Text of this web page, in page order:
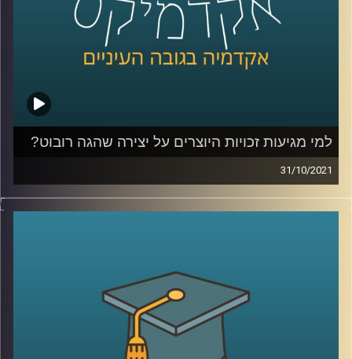
לשיחה עם ד"ר אביב גאון על דיני זכויות היוצרים בעידן הבינה
המלאכותית – לחצו כאן
קרדיט תמונות:AudioVersity
למי מגיעות זכויות היוצרים על יצירה שהגה רובוט?
31/10/2021
רובטים שמייצרים דברים בעצמם! זה נשמע כמו מדע בדיוני
אבל האמת שאת הניצנים של התופעה אפשר לראות כבר
ד"ר אביב גאון, מנהל בית הספר הארי רדזינר למשפטים וכותב
הספר "עתיד דיני זכויות היוצרים בעידן הבינה המלאכותית"
(The Future of Copyright in the Age of Artificial
Intelligence) מדבר על הסוגיות המשפטיות בזכויות היוצרים